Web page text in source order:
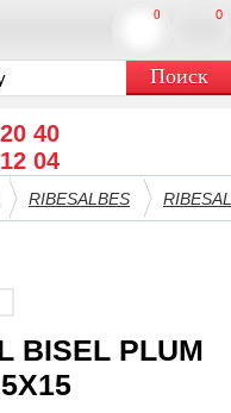
40
04
0
0
RIBESALBES
BISEL PLUM